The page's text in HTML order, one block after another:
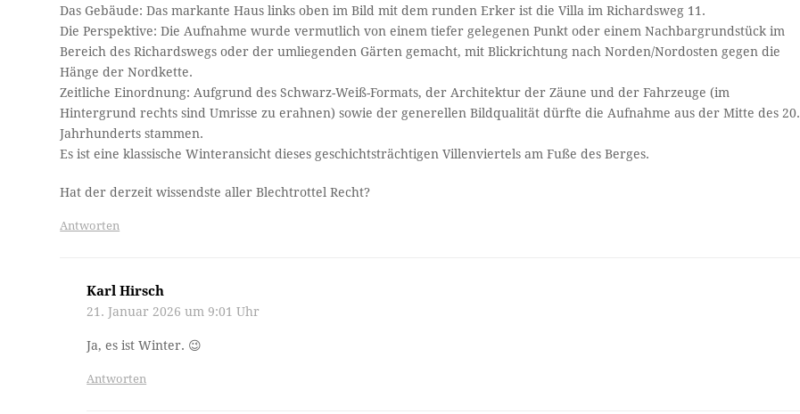
Das Gebäude: Das markante Haus links oben im Bild mit dem runden Erker ist die Villa im Richardsweg 11.
Die Perspektive: Die Aufnahme wurde vermutlich von einem tiefer gelegenen Punkt oder einem Nachbargrundstück im
Bereich des Richardswegs oder der umliegenden Gärten gemacht, mit Blickrichtung nach Norden/Nordosten gegen die
Hänge der Nordkette.
Zeitliche Einordnung: Aufgrund des Schwarz-Weiß-Formats, der Architektur der Zäune und der Fahrzeuge (im
Hintergrund rechts sind Umrisse zu erahnen) sowie der generellen Bildqualität dürfte die Aufnahme aus der Mitte des 20.
Jahrhunderts stammen.
Es ist eine klassische Winteransicht dieses geschichtsträchtigen Villenviertels am Fuße des Berges.
Hat der derzeit wissendste aller Blechtrottel Recht?
Antworten
Karl Hirsch
21. Januar 2026 um 9:01 Uhr
Ja, es ist Winter. 😉
Antworten